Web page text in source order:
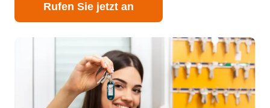
Rufen Sie jetzt an